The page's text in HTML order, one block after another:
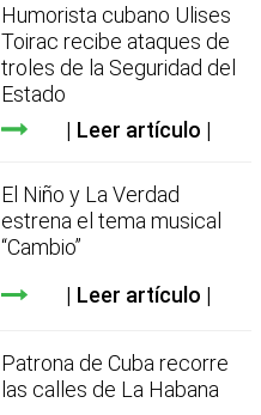
Humorista cubano Ulises
Toirac recibe ataques de
troles de la Seguridad del
Estado
Leer artículo
El Niño y La Verdad
estrena el tema musical
“Cambio”
Leer artículo
Patrona de Cuba recorre
las calles de La Habana